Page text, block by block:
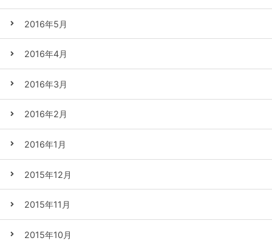
2016年5月
2016年4月
2016年3月
2016年2月
2016年1月
2015年12月
2015年11月
2015年10月